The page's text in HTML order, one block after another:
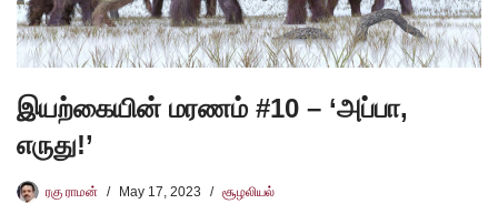
இயற்கையின் மரணம் #10 – ‘அப்பா,
எருது!’
ரகு ராமன் May 17, 2023 சூழலியல்